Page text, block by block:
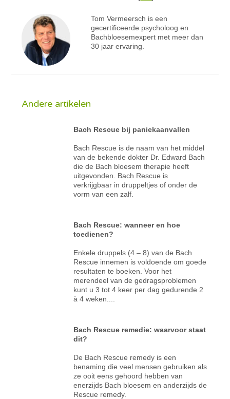
Tom Vermeersch is een
gecertificeerde psycholoog en
Bachbloesemexpert met meer dan
30 jaar ervaring.
Andere artikelen
Bach Rescue bij paniekaanvallen
Bach Rescue is de naam van het middel
van de bekende dokter Dr. Edward Bach
die de Bach bloesem therapie heeft
uitgevonden. Bach Rescue is
verkrijgbaar in druppeltjes of onder de
vorm van een zalf.
Bach Rescue: wanneer en hoe
toedienen?
Enkele druppels (4 – 8) van de Bach
Rescue innemen is voldoende om goede
resultaten te boeken. Voor het
merendeel van de gedragsproblemen
kunt u 3 tot 4 keer per dag gedurende 2
à 4 weken....
Bach Rescue remedie: waarvoor staat
dit?
De Bach Rescue remedy is een
benaming die veel mensen gebruiken als
ze ooit eens gehoord hebben van
enerzijds Bach bloesem en anderzijds de
Rescue remedy.